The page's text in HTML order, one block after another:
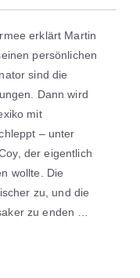
erklärt Martin
persönlichen
sind die
Dann wird
mit
– unter
der eigentlich
wollte. Die
zu, und die
zu enden …